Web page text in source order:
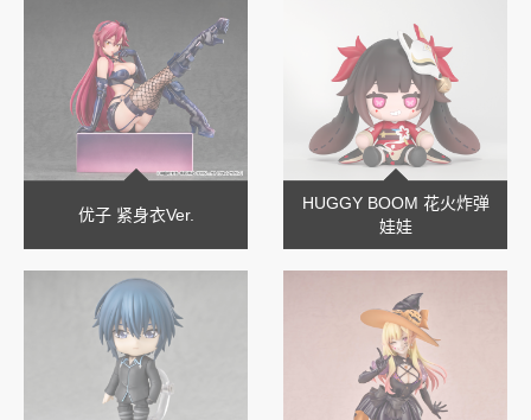
优子 紧身衣Ver.
HUGGY BOOM 花火炸弹
娃娃